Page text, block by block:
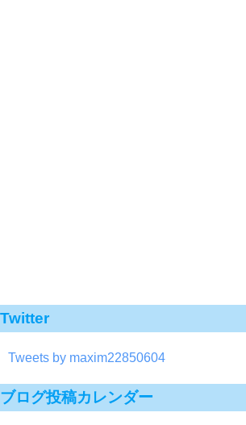
Twitter
Tweets by maxim22850604
ブログ投稿カレンダー